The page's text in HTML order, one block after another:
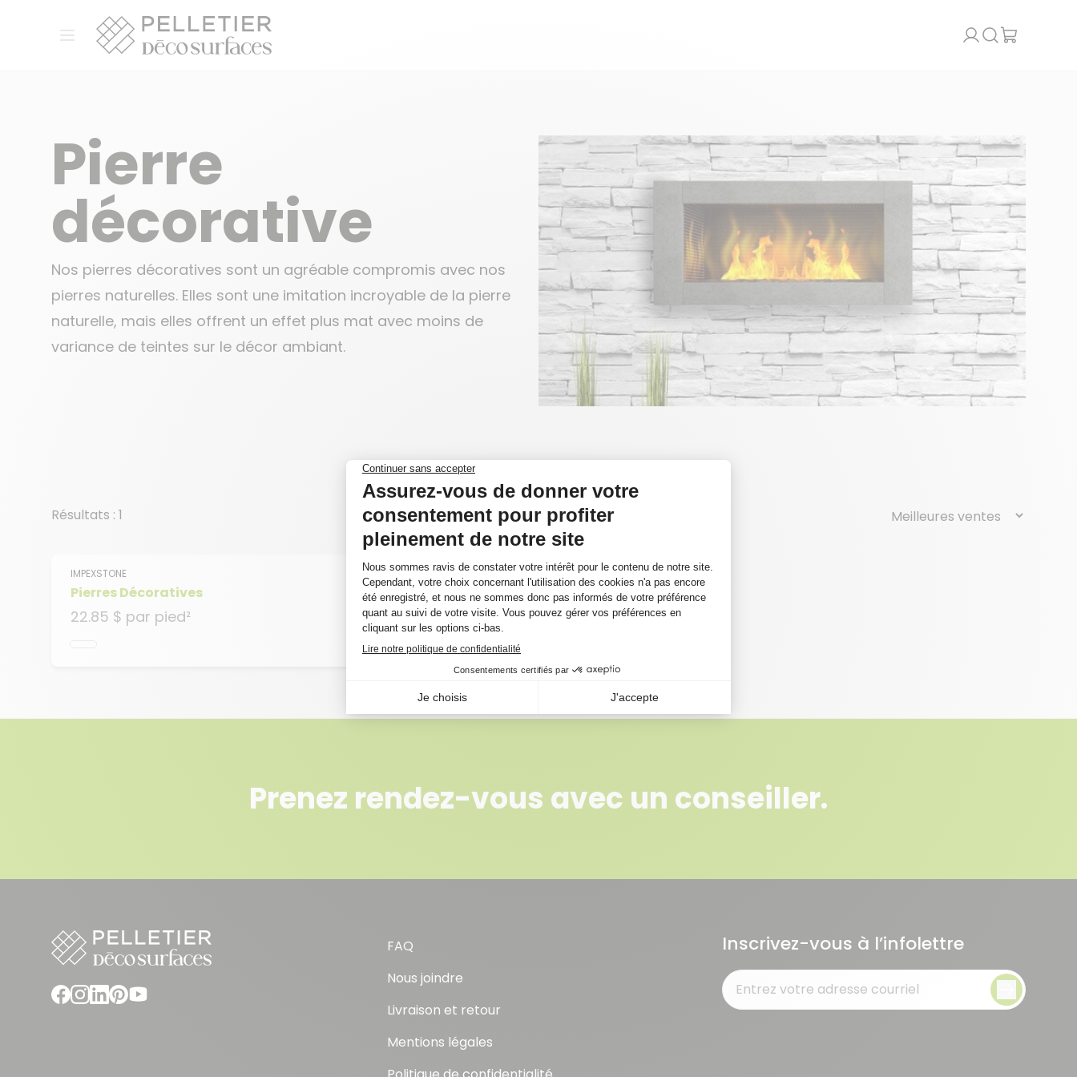
Ouvrir le menu
Pelletier Déco Surfaces
Recherche
Pierre
décorative
Nos pierres décoratives sont un agréable compromis avec nos
pierres naturelles. Elles sont une imitation incroyable de la pierre
naturelle, mais elles offrent un effet plus mat avec moins de
variance de teintes sur le décor ambiant.
Résultats : 1
IMPEXSTONE
Pierres Décoratives
22.85 $ par pied²
Prenez rendez-vous avec un conseiller.
FAQ
Nous joindre
Livraison et retour
Mentions légales
Inscrivez-vous à l’infolettre